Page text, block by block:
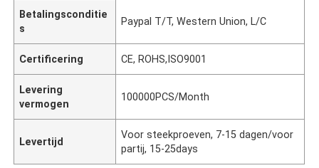
Betalingsconditie
s
Paypal T/T, Western Union, L/C
Certificering CE, ROHS,ISO9001
Levering
vermogen
100000PCS/Month
Levertijd
Voor steekproeven, 7-15 dagen/voor
partij, 15-25days